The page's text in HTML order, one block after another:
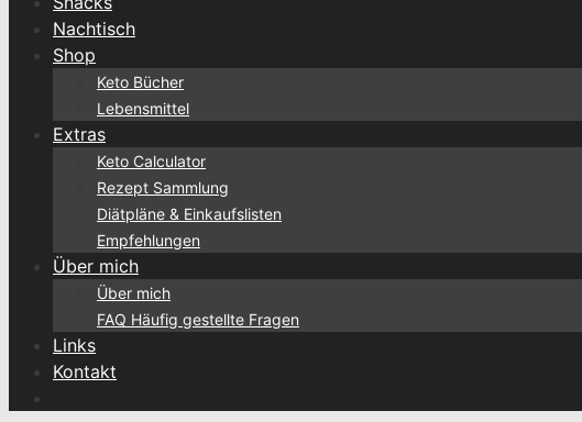
Nachtisch
Shop
Keto Bücher
Lebensmittel
Extras
Keto Calculator
Rezept Sammlung
Diätpläne & Einkaufslisten
Empfehlungen
Über mich
Über mich
FAQ Häufig gestellte Fragen
Links
Kontakt